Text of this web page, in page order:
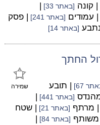
| קונה [באתר 33]
|
| עמודים [באתר 241]
| פסק
[באתר 14]
החתך
שמירה 67] | תובע
[באתר 441]
|
| מרתף [באתר 21] | שטח
משותף [באתר 84]
|